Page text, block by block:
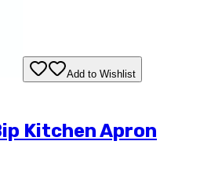
Add to Wishlist
Kitchen Apron